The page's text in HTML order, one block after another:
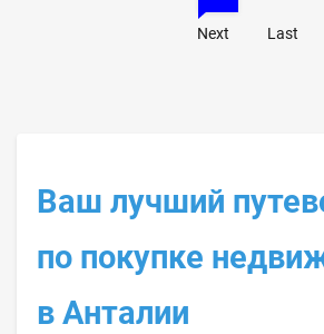
Next Last
Ваш лучший
по покупке
в Анталии